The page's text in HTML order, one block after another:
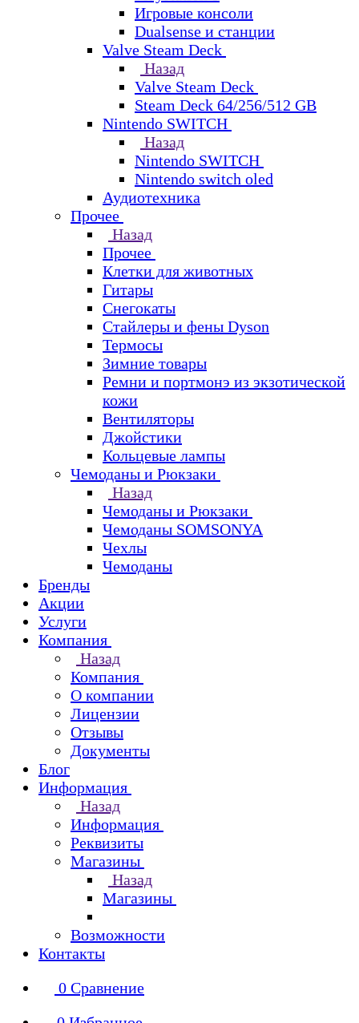
Игровые консоли
Dualsense и станции
Valve Steam Deck
Назад
Valve Steam Deck
Steam Deck 64/256/512 GB
Nintendo SWITCH
Назад
Nintendo SWITCH
Nintendo switch oled
Аудиотехника
Прочее
Назад
Прочее
Клетки для животных
Гитары
Снегокаты
Стайлеры и фены Dyson
Термосы
Зимние товары
Ремни и портмонэ из экзотической
кожи
Вентиляторы
Джойстики
Кольцевые лампы
Чемоданы и Рюкзаки
Назад
Чемоданы и Рюкзаки
Чемоданы SOMSONYA
Чехлы
Чемоданы
Бренды
Акции
Услуги
Компания
Назад
Компания
О компании
Лицензии
Отзывы
Документы
Блог
Информация
Назад
Информация
Реквизиты
Магазины
Назад
Магазины
Возможности
Контакты
0 Сравнение